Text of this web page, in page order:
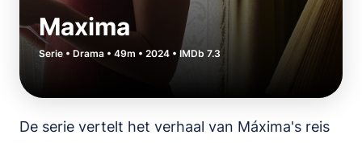
Maxima
Serie • Drama • 49m • 2024 • IMDb 7.3
De serie vertelt het verhaal van Máxima's reis